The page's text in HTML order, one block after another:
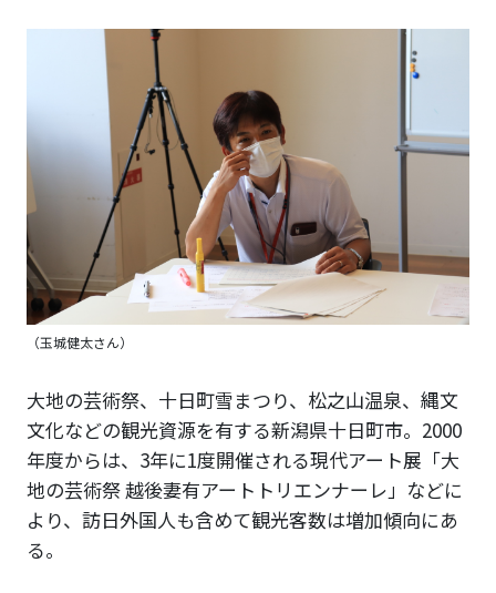
（玉城健太さん）
大地の芸術祭、十日町雪まつり、松之山温泉、縄文
文化などの観光資源を有する新潟県十日町市。2000
年度からは、3年に1度開催される現代アート展「大
地の芸術祭 越後妻有アートトリエンナーレ」などに
より、訪日外国人も含めて観光客数は増加傾向にあ
る。